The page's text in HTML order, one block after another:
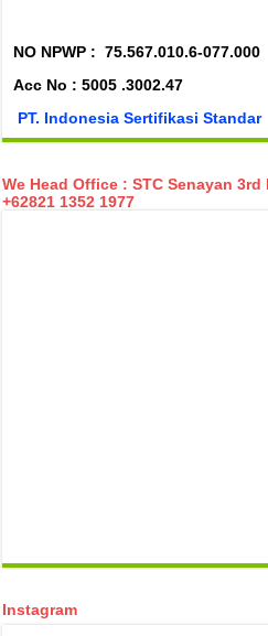
NO NPWP : 75.567.010.6-077.000
Acc No : 5005 .3002.47
PT. Indonesia Sertifikasi Standar
We Head Office : STC Senayan 3rd
+62821 1352 1977
Instagram